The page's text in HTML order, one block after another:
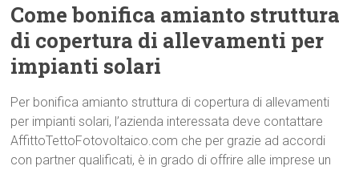
Come bonifica amianto struttura
di copertura di allevamenti per
impianti solari
Per bonifica amianto struttura di copertura di allevamenti
per impianti solari, l’azienda interessata deve contattare
AffittoTettoFotovoltaico.com che per grazie ad accordi
con partner qualificati, è in grado di offrire alle imprese un